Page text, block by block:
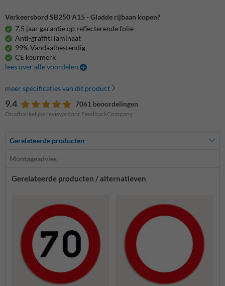
Verkeersbord SB250 A15 - Gladde rijbaan kopen?
7,5 jaar garantie op reflecterende folie
Anti-graffiti laminaat
99% Vandaalbestendig
CE keurmerk
lees over alle voordelen
meer specificaties van dit product
9.4 7061 beoordelingen
Onafhankelijke reviews door FeedbackCompany
Gerelateerde producten
Montageadvies
Gerelateerde producten / alternatieven